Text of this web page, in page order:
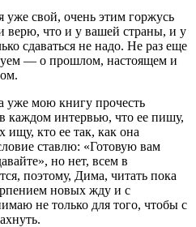
уже свой, очень этим горжусь
что и у вашей страны, и у
сдаваться не надо. Не раз еще
— о прошлом, настоящем и
уже мою книгу прочесть
каждом интервью, что ее пишу,
ищу, кто ее так, как она
ставлю: «Готовую вам
но нет, всем в
поэтому, Дима, читать пока
новых жду и с
не только для того, чтобы с